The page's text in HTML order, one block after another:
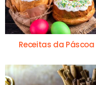
Receitas da Páscoa